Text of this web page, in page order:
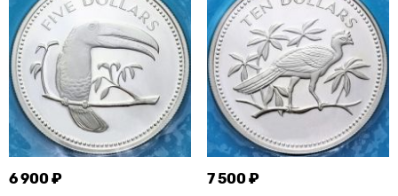
6 900 ₽ 7 500 ₽